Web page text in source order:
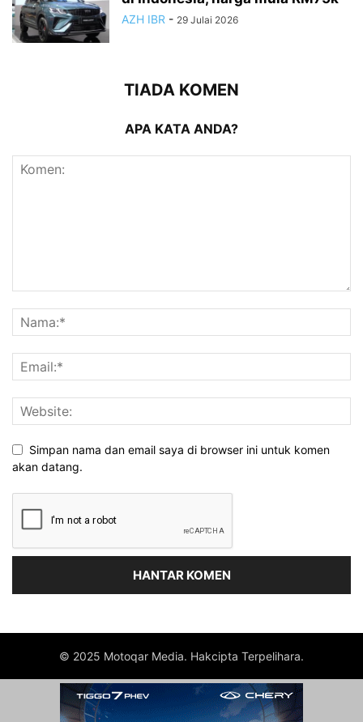
AZH IBR - 29 Julai 2026
TIADA KOMEN
APA KATA ANDA?
Simpan nama dan email saya di browser ini untuk komen
akan datang.
© 2025 Motoqar Media. Hakcipta Terpelihara.